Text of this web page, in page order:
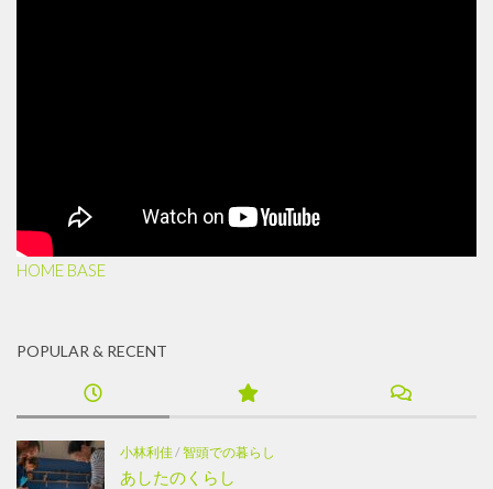
HOME BASE
POPULAR & RECENT
小林利佳/智頭での暮らし
あしたのくらし